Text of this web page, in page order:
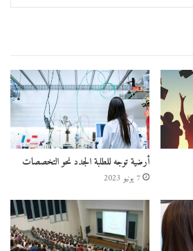
أرضية توجه للطلبة الجدد نحو التخصصات
7 يونيو 2023